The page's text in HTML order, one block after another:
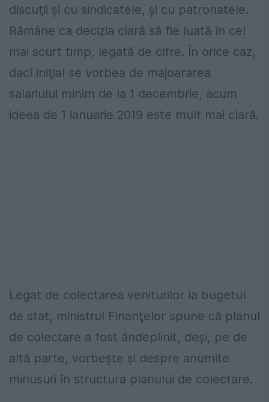
discuţii şi cu sindicatele, şi cu patronatele.
Rămâne ca decizia clară să fie luată în cel
mai scurt timp, legată de cifre. În orice caz,
dacî iniţial se vorbea de majoararea
salariului minim de la 1 decembrie, acum
ideea de 1 ianuarie 2019 este mult mai clară.
Legat de colectarea veniturilor la bugetul
de stat, ministrul Finanţelor spune că planul
de colectare a fost ăndeplinit, deşi, pe de
altă parte, vorbeşte şi despre anumite
minusuri în structura planului de colectare.